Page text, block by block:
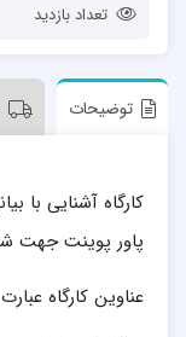
تعداد بازدید
توضیحات
کارگاه آشنایی با
پاور پوینت جهت
عناوین کارگاه